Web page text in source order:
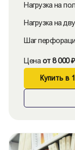
Нагрузка на
Нагрузка на
Шаг
Цена от 8 000
Купить в